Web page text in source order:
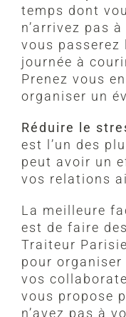
temps dont
n’arrivez pas
vous passerez
journée à
Prenez vous
organiser un
Réduire le
est l’un des
peut avoir un
vos relations
La meilleure
est de faire
Traiteur
pour organiser
vos
vous propose
n’avez pas à